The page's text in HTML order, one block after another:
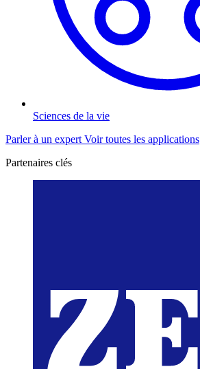
Sciences de la vie
Parler à un expert Voir toutes les applications
Partenaires clés